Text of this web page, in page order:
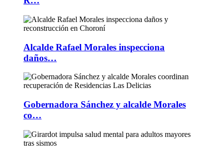
Alcalde Rafael Morales inspecciona
daños…
Gobernadora Sánchez y alcalde Morales
co…